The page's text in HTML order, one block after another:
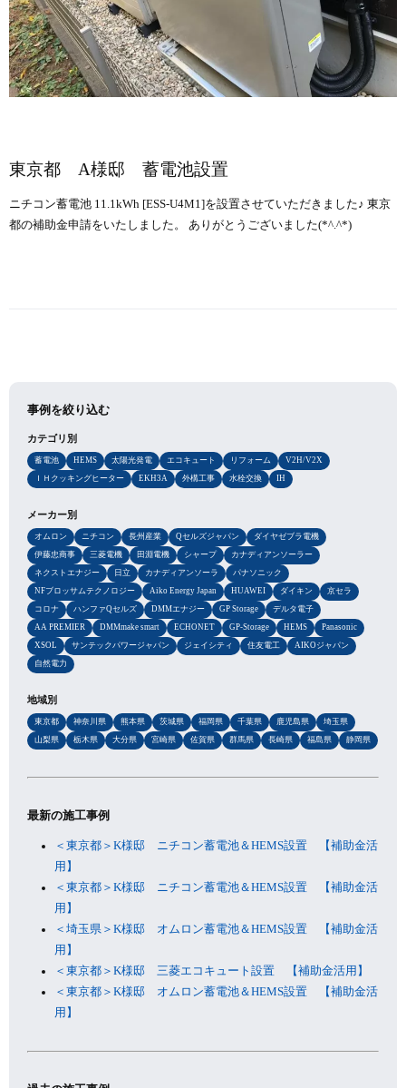
東京都 A様邸 蓄電池設置
ニチコン蓄電池 11.1kWh [ESS-U4M1]を設置させていただきました♪ 東京
都の補助金申請をいたしました。 ありがとうございました(*^.^*)
事例を絞り込む
カテゴリ別
蓄電池 HEMS 太陽光発電 エコキュート リフォーム
V2H/V2X
ＩＨクッキングヒーター
EKH3A 外構工事 水栓交換 IH
メーカー別
オムロン ニチコン 長州産業 Qセルズジャパン
ダイヤゼブラ電機
伊藤忠商事
三菱電機 田淵電機 シャープ
カナディアンソーラー
ネクストエナジー
日立 カナディアンソーラ
パナソニック
NFブロッサムテクノロジー
Aiko Energy Japan HUAWEI ダイキン
京セラ
コロナ
ハンファQセルズ DMMエナジー GP Storage
デルタ電子
AA PREMIER
DMMmake smart ECHONET GP-Storage HEMS
Panasonic
XSOL
サンテックパワージャパン ジェイシティ 住友電工
AIKOジャパン
自然電力
地域別
東京都 神奈川県 熊本県 茨城県 福岡県 千葉県 鹿児島県
埼玉県
山梨県
栃木県 大分県 宮崎県 佐賀県 群馬県 長崎県 福島県 静岡県
最新の施工事例
＜東京都＞K様邸 ニチコン蓄電池＆HEMS設置 【補助金活
用】
＜東京都＞K様邸 ニチコン蓄電池＆HEMS設置 【補助金活
用】
＜埼玉県＞K様邸 オムロン蓄電池＆HEMS設置 【補助金活
用】
＜東京都＞K様邸 三菱エコキュート設置 【補助金活用】
＜東京都＞K様邸 オムロン蓄電池＆HEMS設置 【補助金活
用】